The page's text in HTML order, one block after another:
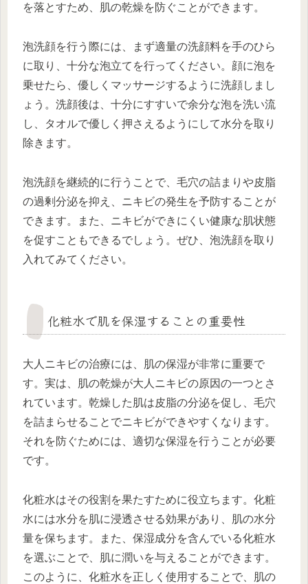
を落とすため、肌の乾燥を防ぐことができます。
泡洗顔を行う際には、まず適量の洗顔料を手のひら
に取り、十分な泡立てを行ってください。顔に泡を
乗せたら、優しくマッサージするように洗顔しまし
ょう。洗顔後は、十分にすすいで余分な泡を洗い流
し、タオルで優しく押さえるようにして水分を取り
除きます。
泡洗顔を継続的に行うことで、毛穴の詰まりや皮脂
の過剰分泌を抑え、ニキビの発生を予防することが
できます。また、ニキビができにくい健康な肌状態
を促すこともできるでしょう。ぜひ、泡洗顔を取り
入れてみてください。
化粧水で肌を保湿することの重要性
大人ニキビの治療には、肌の保湿が非常に重要で
す。実は、肌の乾燥が大人ニキビの原因の一つとさ
れています。乾燥した肌は皮脂の分泌を促し、毛穴
を詰まらせることでニキビができやすくなります。
それを防ぐためには、適切な保湿を行うことが必要
です。
化粧水はその役割を果たすために役立ちます。化粧
水には水分を肌に浸透させる効果があり、肌の水分
量を保ちます。また、保湿成分を含んでいる化粧水
を選ぶことで、肌に潤いを与えることができます。
このように、化粧水を正しく使用することで、肌の